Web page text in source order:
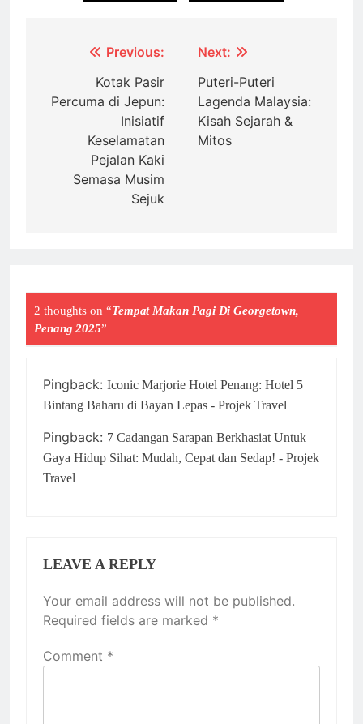
navigation
Previous:
Kotak Pasir
Percuma di Jepun:
Inisiatif
Keselamatan
Pejalan Kaki
Semasa Musim
Sejuk
Next:
Puteri-Puteri
Lagenda Malaysia:
Kisah Sejarah &
Mitos
2 thoughts on “Tempat Makan Pagi Di Georgetown,
Penang 2025”
Pingback: Iconic Marjorie Hotel Penang: Hotel 5
Bintang Baharu di Bayan Lepas - Projek Travel
Pingback: 7 Cadangan Sarapan Berkhasiat Untuk
Gaya Hidup Sihat: Mudah, Cepat dan Sedap! - Projek
Travel
LEAVE A REPLY
Your email address will not be published.
Required fields are marked *
Comment *